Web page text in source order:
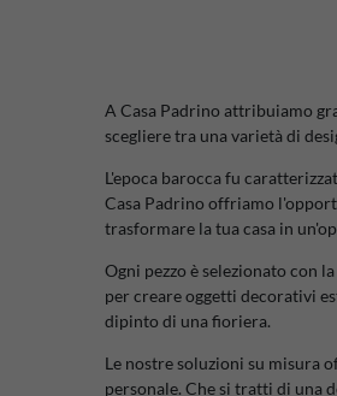
A Casa Padrino attribuiamo
scegliere tra una varietà di
L'epoca barocca fu
Casa Padrino offriamo
trasformare la tua casa in
Ogni pezzo è selezionato con
per creare oggetti decorativi
dipinto di una fioriera.
Le nostre soluzioni su misura
personale. Che si tratti di una